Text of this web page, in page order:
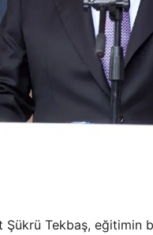
Şükrü Tekbaş,